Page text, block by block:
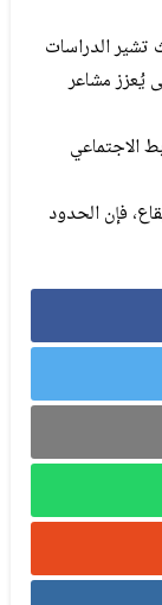
تشير الدراسات
يُعزز مشاعر
الاجتماعي
فإن الحدود